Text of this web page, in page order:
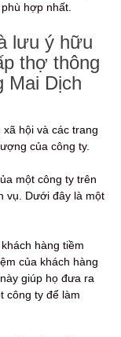
phù hợp nhất.
lưu ý hữu
thợ thông
Mai Dịch
hội và các trang
của công ty.
một công ty trên
vụ. Dưới đây là một
hàng tiềm
của khách hàng
giúp họ đưa ra
công ty để làm